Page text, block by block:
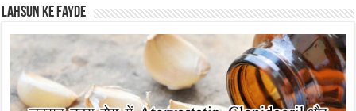
Lahsun ke fayde